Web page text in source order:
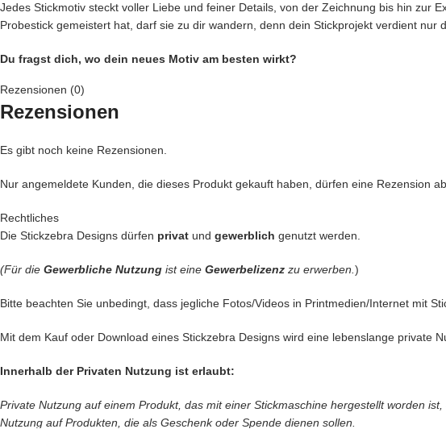
Jedes Stickmotiv steckt voller Liebe und feiner Details, von der Zeichnung bis hin zur
Probestick gemeistert hat, darf sie zu dir wandern, denn dein Stickprojekt verdient nur
Du fragst dich, wo dein neues Motiv am besten wirkt?
Sicher hast du schon eine tolle Idee und wenn nicht, lass dich von unseren Vorschlägen
Kreative Handtaschen,
Personalisierte Handtücher, die echte Unikate werden
Rezensionen (0)
Rezensionen
Es gibt noch keine Rezensionen.
Nur angemeldete Kunden, die dieses Produkt gekauft haben, dürfen eine Rezension
Rechtliches
Die Stickzebra Designs dürfen privat und gewerblich genutzt werden.
(Für die Gewerbliche Nutzung ist eine Gewerbelizenz zu erwerben. )
Bitte beachten Sie unbedingt, dass jegliche Fotos/Videos in Printmedien/Internet mit
Mit dem Kauf oder Download eines Stickzebra Designs wird eine lebenslange private
Innerhalb der Privaten Nutzung ist erlaubt:
Private Nutzung auf einem Produkt, das mit einer Stickmaschine hergestellt worden
Nutzung auf Produkten, die als Geschenk oder Spende dienen sollen.